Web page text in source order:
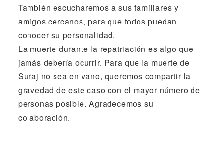
También escucharemos a sus familiares y
amigos cercanos, para que todos puedan
conocer su personalidad.
La muerte durante la repatriación es algo que
jamás debería ocurrir. Para que la muerte de
Suraj no sea en vano, queremos compartir la
gravedad de este caso con el mayor número de
personas posible. Agradecemos su
colaboración.